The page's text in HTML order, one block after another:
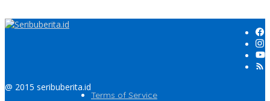
@ 2015 seribuberita.id
Terms of Service